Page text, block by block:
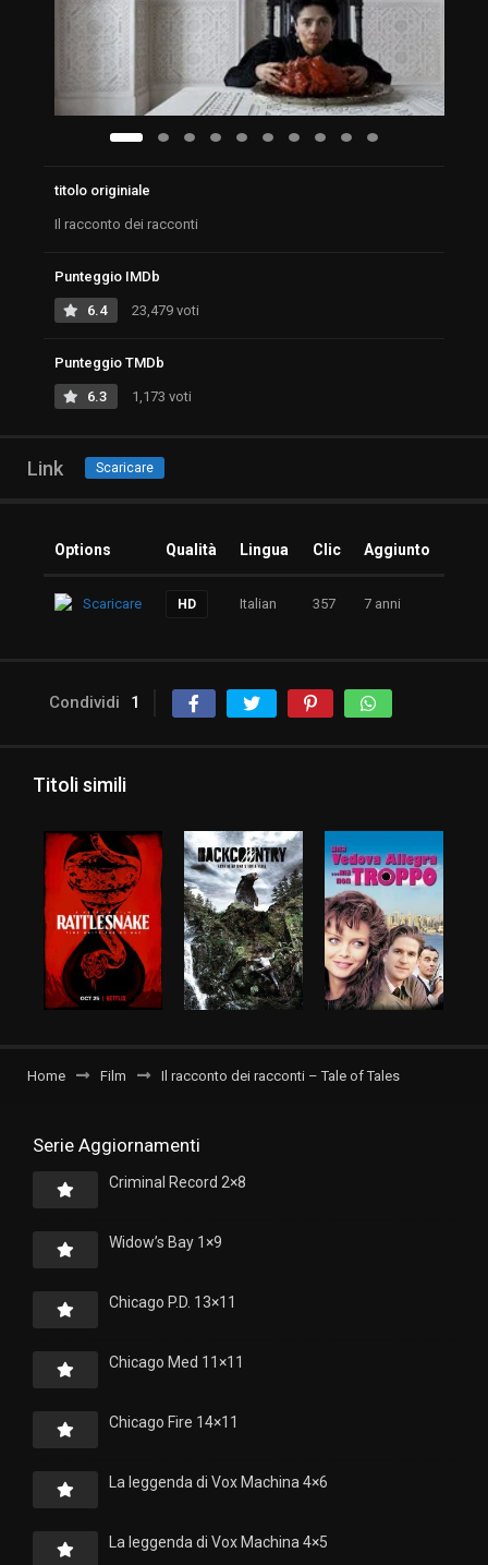
titolo originiale
Il racconto dei racconti
Punteggio IMDb
6.4 23,479 voti
Punteggio TMDb
6.3 1,173 voti
Link Scaricare
Options Qualità Lingua Clic Aggiunto
Scaricare HD Italian 357 7 anni
Condividi 1
Titoli simili
Home Film Il racconto dei racconti – Tale of Tales
Serie Aggiornamenti
Criminal Record 2×8
Widow’s Bay 1×9
Chicago P.D. 13×11
Chicago Med 11×11
Chicago Fire 14×11
La leggenda di Vox Machina 4×6
La leggenda di Vox Machina 4×5